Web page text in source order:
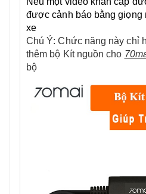
được cảnh báo bằng giọng
xe
Chú Ý: Chức năng này chỉ
thêm bộ Kít nguồn cho
bộ